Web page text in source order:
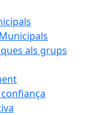
als grups